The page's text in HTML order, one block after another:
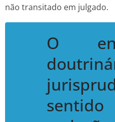
não transitado em julgado.
O